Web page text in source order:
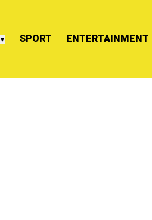
▼ SPORT ENTERTAINMENT